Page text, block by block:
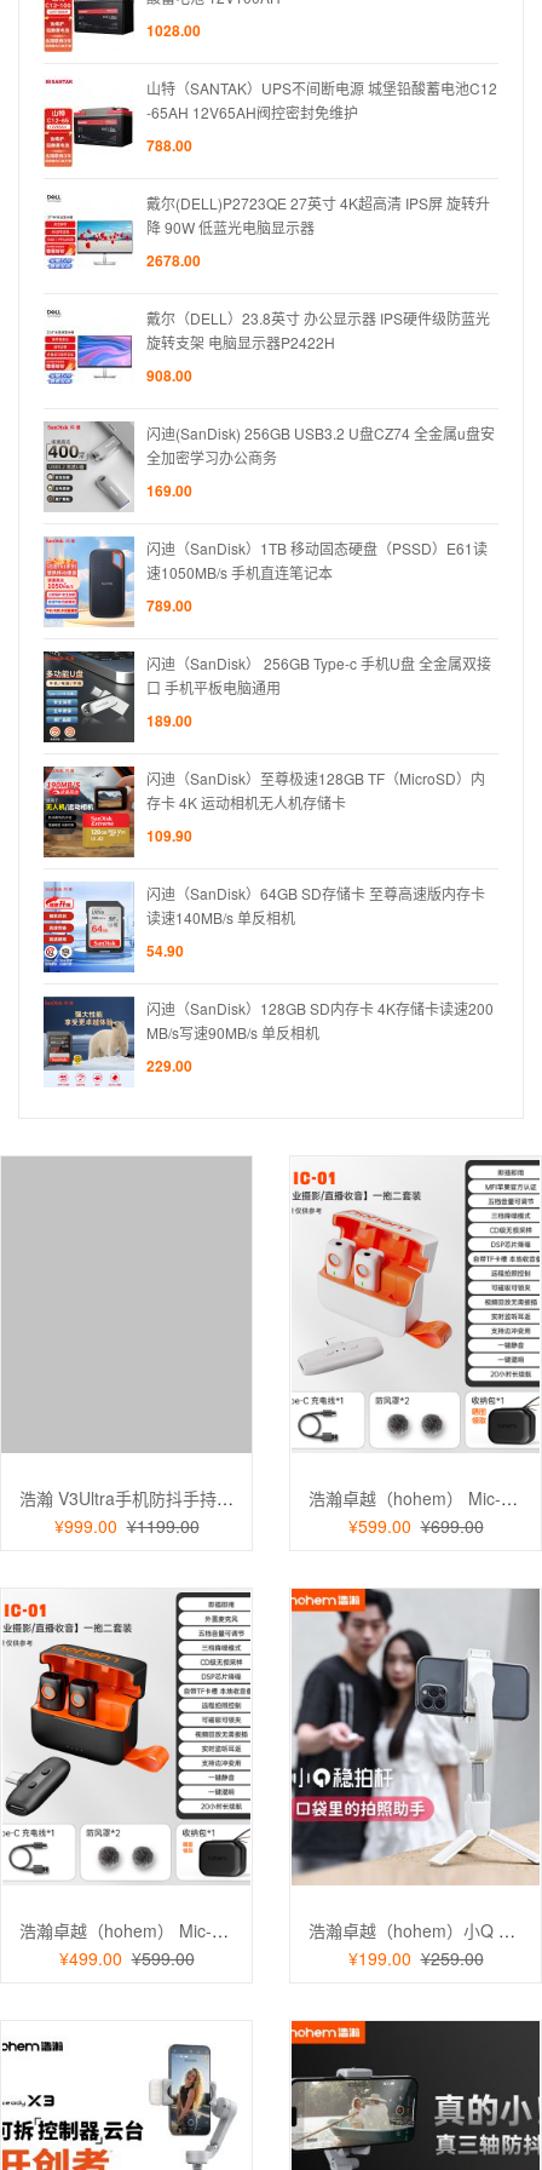
1028.00
山特（SANTAK）UPS不间断电源 城堡铅酸蓄电池C12
-65AH 12V65AH阀控密封免维护
788.00
戴尔(DELL)P2723QE 27英寸 4K超高清 IPS屏 旋转升
降 90W 低蓝光电脑显示器
2678.00
戴尔（DELL）23.8英寸 办公显示器 IPS硬件级防蓝光
旋转支架 电脑显示器P2422H
908.00
闪迪(SanDisk) 256GB USB3.2 U盘CZ74 全金属u盘安
全加密学习办公商务
169.00
闪迪（SanDisk）1TB 移动固态硬盘（PSSD）E61读
速1050MB/s 手机直连笔记本
789.00
闪迪（SanDisk） 256GB Type-c 手机U盘 全金属双接
口 手机平板电脑通用
189.00
闪迪（SanDisk）至尊极速128GB TF（MicroSD）内
存卡 4K 运动相机无人机存储卡
109.90
闪迪（SanDisk）64GB SD存储卡 至尊高速版内存卡
读速140MB/s 单反相机
54.90
闪迪（SanDisk）128GB SD内存卡 4K存储卡读速200
MB/s写速90MB/s 单反相机
229.00
浩瀚 V3Ultra手机防抖手持拍摄稳定器 云台全自动360度旋转跟拍 户外直播短视频vlog专用
¥999.00 ¥1199.00
浩瀚卓越（hohem） Mic-01无线领夹麦克风苹果一拖二 直播话筒收音麦讲解器 短视频单反录音
¥599.00 ¥699.00
浩瀚卓越（hohem） Mic-01无线麦克风安卓一拖二领夹麦克风 直播收音麦话筒 抖音短视频降噪
¥499.00 ¥599.00
浩瀚卓越（hohem）小Q 手机稳定器 手持防抖自拍杆 三脚支架单轴云台直播视频
¥199.00 ¥259.00